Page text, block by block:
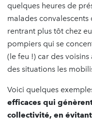
quelques heures de
malades
rentrant plus tôt chez
pompiers qui se
(le feu !) car des
des situations les
Voici quelques
efficaces qui
collectivité, en